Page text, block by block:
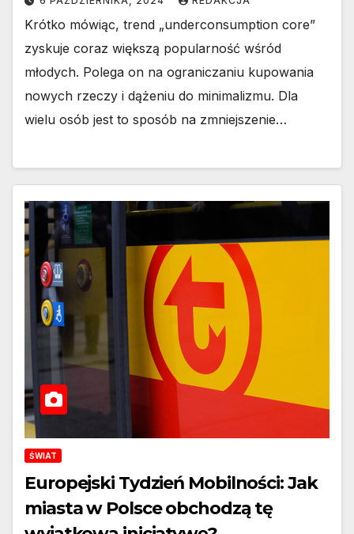
Krótko mówiąc, trend „underconsumption core”
zyskuje coraz większą popularność wśród
młodych. Polega on na ograniczaniu kupowania
nowych rzeczy i dążeniu do minimalizmu. Dla
wielu osób jest to sposób na zmniejszenie…
ŚWIAT
Europejski Tydzień Mobilności: Jak
miasta w Polsce obchodzą tę